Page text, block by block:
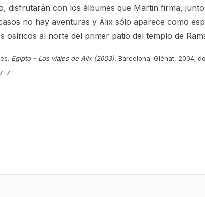
disfrutarán con los álbumes que Martin firma,
no hay aventuras y Álix sólo aparece como
osíricos al norte del primer patio del templo de
Egipto – Los viajes de Alix (2003). Barcelona: Glénat, 2004;
7.